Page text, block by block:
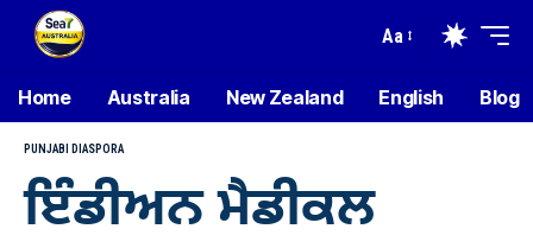
Aa
Home Australia New Zealand English Blog
PUNJABI DIASPORA
ਇੰਡੀਅਨ ਮੈਡੀਕਲ